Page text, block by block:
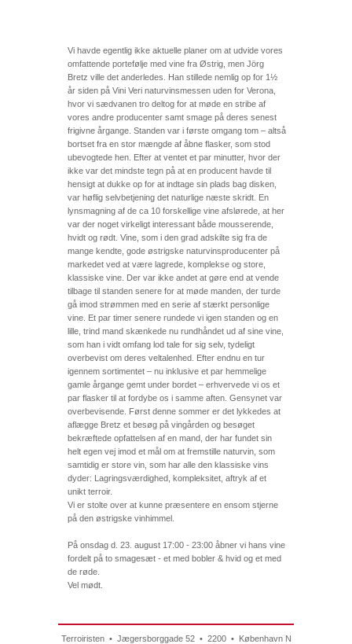
Vi havde egentlig ikke aktuelle planer om at udvide vores
omfattende portefølje med vine fra Østrig, men Jörg
Bretz ville det anderledes. Han stillede nemlig op for 1½
år siden på Vini Veri naturvinsmessen uden for Verona,
hvor vi sædvanen tro deltog for at møde en stribe af
vores andre producenter samt smage på deres senest
frigivne årgange. Standen var i første omgang tom – altså
bortset fra en stor mængde af åbne flasker, som stod
ubevogtede hen. Efter at ventet et par minutter, hvor der
ikke var det mindste tegn på at en producent havde til
hensigt at dukke op for at indtage sin plads bag disken,
var høflig selvbetjening det naturlige næste skridt. En
lynsmagning af de ca 10 forskellige vine afslørede, at her
var der noget virkeligt interessant både mousserende,
hvidt og rødt. Vine, som i den grad adskilte sig fra de
mange kendte, gode østrigske naturvinsproducenter på
markedet ved at være lagrede, komplekse og store,
klassiske vine. Der var ikke andet at gøre end at vende
tilbage til standen senere for at møde manden, der turde
gå imod strømmen med en serie af stærkt personlige
vine. Et par timer senere rundede vi igen standen og en
lille, trind mand skænkede nu rundhåndet ud af sine vine,
som han i vidt omfang lod tale for sig selv, tydeligt
overbevist om deres veltalenhed. Efter endnu en tur
igennem sortimentet – nu inklusive et par hemmelige
gamle årgange gemt under bordet – erhvervede vi os et
par flasker til at fordybe os i samme aften. Gensynet var
overbevisende. Først denne sommer er det lykkedes at
aflægge Bretz et besøg på vingården og besøget
bekræftede opfattelsen af en mand, der har fundet sin
helt egen vej imod et mål om at fremstille naturvin, som
samtidig er store vin, som har alle den klassiske vins
dyder: Lagringsværdighed, kompleksitet, aftryk af et
unikt terroir.
Vi er stolte over at kunne præsentere en ensom stjerne
på den østrigske vinhimmel.
På onsdag d. 23. august 17:00 - 23:00 åbner vi hans vine
fordelt på to smagesæt - et med bobler & hvid og et med
de røde.
Vel mødt.
Terroiristen • Jægersborggade 52 • 2200 • København N